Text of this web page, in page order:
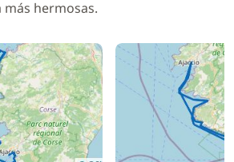
más hermosas.